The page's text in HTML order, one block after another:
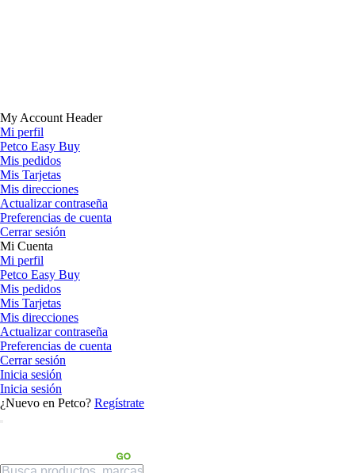
My Account Header
Mi perfil
Petco Easy Buy
Mis pedidos
Mis Tarjetas
Mis direcciones
Actualizar contraseña
Preferencias de cuenta
Cerrar sesión
Mi Cuenta
Mi perfil
Petco Easy Buy
Mis pedidos
Mis Tarjetas
Mis direcciones
Actualizar contraseña
Preferencias de cuenta
Cerrar sesión
Inicia sesión
Inicia sesión
¿Nuevo en Petco? Regístrate